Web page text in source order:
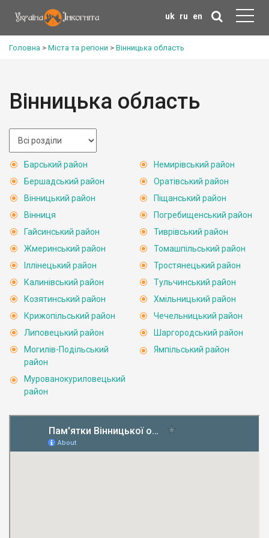
uk ru en
Головна > Міста та регіони > Вінницька область
Вінницька область
Барський район
Бершадський район
Вінницький район
Вінниця
Гайсинський район
Жмеринський район
Іллінецький район
Калинівський район
Козятинський район
Крижопільський район
Липовецький район
Могилів-Подільський
район
Мурованокуриловецький
район
Немирівський район
Оратівський район
Піщанський район
Погребищенський район
Тиврівський район
Томашпільський район
Тростянецький район
Тульчинський район
Хмільницький район
Чечельницький район
Шаргородський район
Ямпільський район